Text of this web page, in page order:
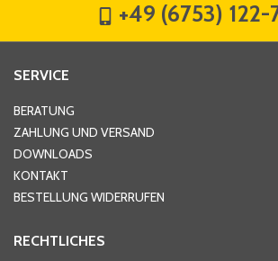
Hausnummer
Ort*
+49 (6753) 122-
SERVICE
BERATUNG
ZAHLUNG UND VERSAND
DOWNLOADS
KONTAKT
BESTELLUNG WIDERRUFEN
RECHTLICHES